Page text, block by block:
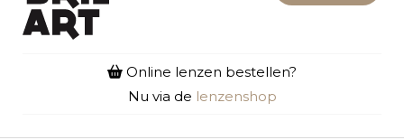
Online lenzen bestellen?
Nu via de lenzenshop